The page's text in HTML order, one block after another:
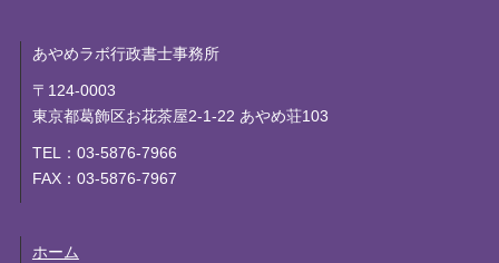
あやめラボ行政書士事務所
〒124-0003
東京都葛飾区お花茶屋2-1-22 あやめ荘103
TEL：03-5876-7966
FAX：03-5876-7967
ホーム